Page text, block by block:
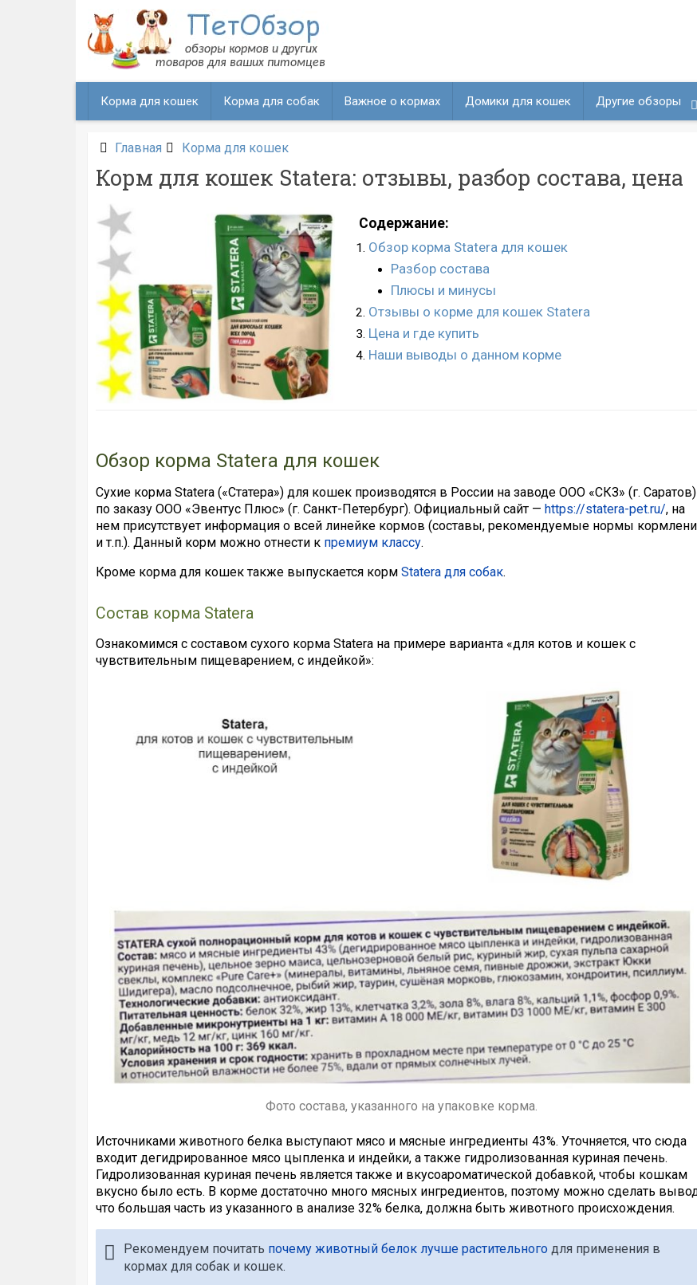
содержанию
Корма для кошек Корма для собак Важное о кормах Домики для кошек Другие обзоры
Главная Корма для кошек
Корм для кошек Statera: отзывы, разбор состава, цена
Содержание:
Обзор корма Statera для кошек
Разбор состава
Плюсы и минусы
Отзывы о корме для кошек Statera
Цена и где купить
Наши выводы о данном корме
Обзор корма Statera для кошек
Сухие корма Statera («Статера») для кошек производятся в России на заводе ООО «СКЗ» (г. Саратов)
по заказу ООО «Эвентус Плюс» (г. Санкт-Петербург). Официальный сайт — https://statera-pet.ru/, на
нем присутствует информация о всей линейке кормов (составы, рекомендуемые нормы
и т.п.). Данный корм можно отнести к премиум классу.
Кроме корма для кошек также выпускается корм Statera для собак.
Состав корма Statera
Ознакомимся с составом сухого корма Statera на примере варианта «для котов и кошек с
чувствительным пищеварением, с индейкой»:
Фото состава, указанного на упаковке корма.
Источниками животного белка выступают мясо и мясные ингредиенты 43%. Уточняется, что сюда
входит дегидрированное мясо цыпленка и индейки, а также гидролизованная куриная печень.
Гидролизованная куриная печень является также и вкусоароматической добавкой, чтобы кошкам
вкусно было есть. В корме достаточно много мясных ингредиентов, поэтому можно сделать
что большая часть из указанного в анализе 32% белка, должна быть животного происхождения.
Рекомендуем почитать почему животный белок лучше растительного для применения в
кормах для собак и кошек.